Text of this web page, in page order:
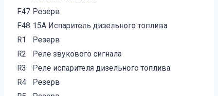
F47 Резерв
F48 15А Испаритель дизельного топлива
R1
Резерв
R2
Реле звукового сигнала
R3
Реле испарителя дизельного топлива
R4
Резерв